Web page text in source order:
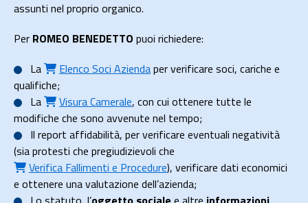
assunti nel proprio organico.
Per ROMEO BENEDETTO puoi richiedere:
La
Elenco Soci Aziendaper verificare soci, cariche e
qualifiche;
La
Visura Camerale, con cui ottenere tutte le
modifiche che sono avvenute nel tempo;
Il report affidabilità, per verificare eventuali negatività
(sia protesti che pregiudizievoli che
Verifica Fallimenti e Procedure), verificare dati economici
e ottenere una valutazione dell’azienda;